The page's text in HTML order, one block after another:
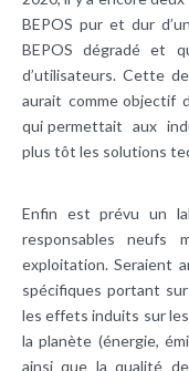
BEPOS pur et dur
BEPOS dégradé et
d’utilisateurs. Cette
aurait comme objectif
qui permettait aux
plus tôt les solutions
Enfin est prévu un
responsables neufs
exploitation. Seraient
spécifiques portant
les effets induits sur
la planète (énergie,
ainsi que la qualité